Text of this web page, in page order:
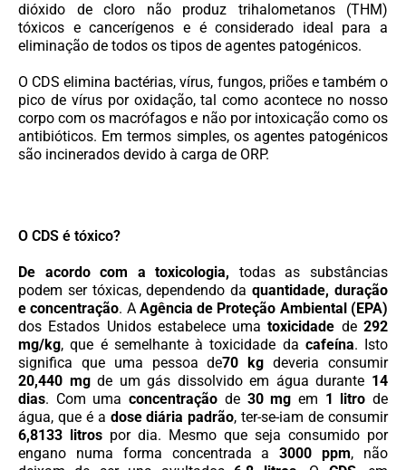
dióxido de cloro não produz trihalometanos (THM)
tóxicos e cancerígenos e é considerado ideal para a
eliminação de todos os tipos de agentes patogénicos.
O CDS elimina bactérias, vírus, fungos, priões e também o
pico de vírus por oxidação, tal como acontece no nosso
corpo com os macrófagos e não por intoxicação como os
antibióticos. Em termos simples, os agentes patogénicos
são incinerados devido à carga de ORP.
O CDS é tóxico?
De acordo com a toxicologia, todas as substâncias
podem ser tóxicas, dependendo daquantidade, duração
e concentração. A Agência de Proteção Ambiental (EPA)
dos Estados Unidos estabelece umatoxicidade de292
mg/kg, que é semelhante à toxicidade da cafeína. Isto
significa que uma pessoa de70 kg deveria consumir
20,440 mgde um gás dissolvido em água durante 14
dias. Com umaconcentração de 30 mg em 1 litro de
água, que é a dose diária padrão, ter-se-iam de consumir
6,8133 litros por dia. Mesmo que seja consumido por
engano numa forma concentrada a3000 ppm, não